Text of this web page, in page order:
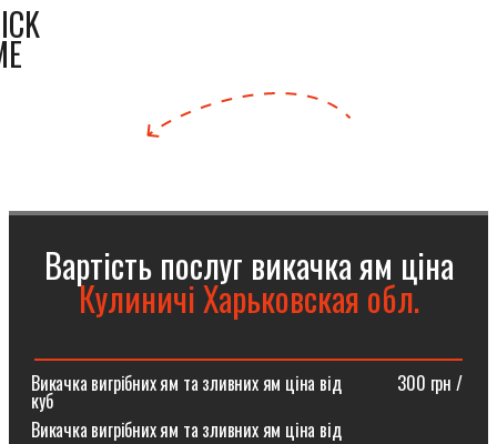
Вартість послуг викачка ям ціна
Кулиничі Харьковская обл.
Викачка вигрібних ям та зливних ям ціна від ⠀⠀⠀⠀300 грн /
куб
Викачка вигрібних ям та зливних ям ціна від